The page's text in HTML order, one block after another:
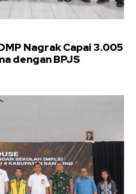
Nagrak Capai 3.005
dengan BPJS